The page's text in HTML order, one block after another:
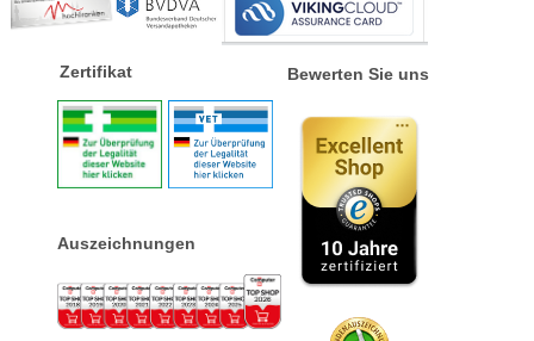
Zertifikat
Auszeichnungen
Bewerten Sie uns